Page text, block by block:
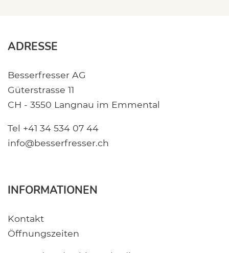
ADRESSE
Besserfresser AG
Güterstrasse 11
CH - 3550 Langnau im Emmental
Tel +41 34 534 07 44
info@besserfresser.ch
INFORMATIONEN
Kontakt
Öffnungszeiten